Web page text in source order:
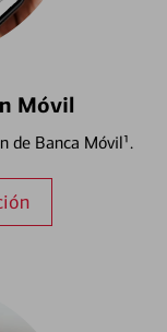
Móvil
de Banca Móvil¹.